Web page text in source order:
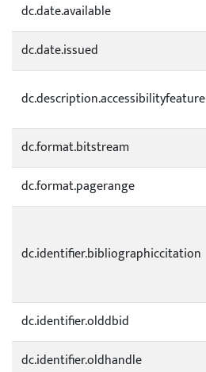
dc.date.available
dc.date.issued
dc.description.accessibilityfeature
dc.format.bitstream
dc.format.pagerange
dc.identifier.bibliographiccitation
dc.identifier.olddbid
dc.identifier.oldhandle